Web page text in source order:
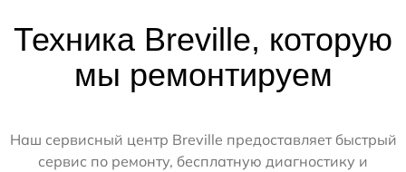
Техника Breville, которую
мы ремонтируем
Наш сервисный центр Breville предоставляет быстрый
сервис по ремонту, бесплатную диагностику и